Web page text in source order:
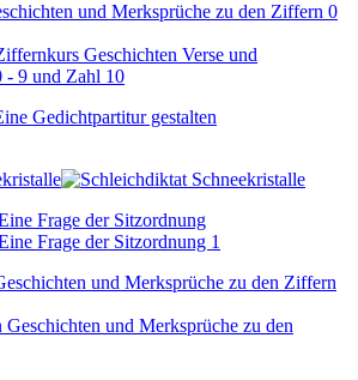
und Merksprüche zu den Ziffern 0
Gedichtpartitur gestalten
Frage der Sitzordnung
und Merksprüche zu den Ziffern